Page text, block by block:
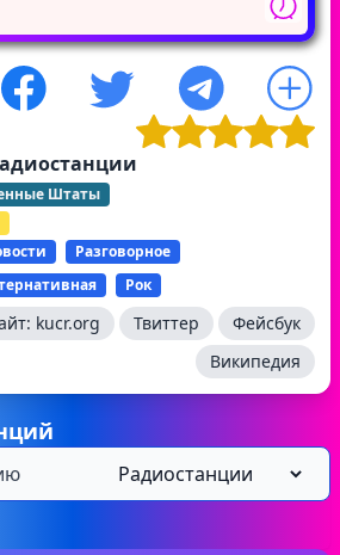
Штаты
Разговорное
Рок
kucr.org Твиттер
Фейсбук
Википедия